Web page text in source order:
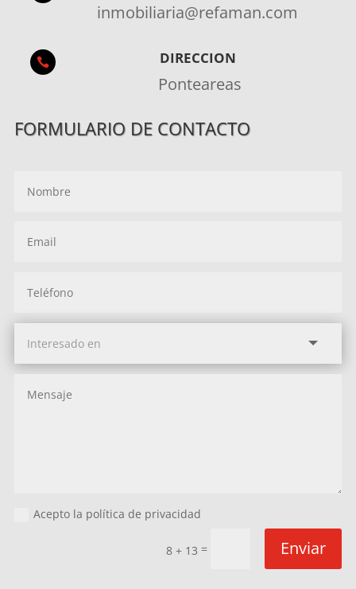
inmobiliaria@refaman.com
 DIRECCION
Ponteareas
FORMULARIO DE CONTACTO
Acepto la política de privacidad
8 + 13 = Enviar